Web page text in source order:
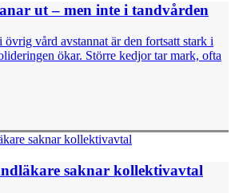
ut – men inte i tandvården
vård avstannat är den fortsatt stark i
ökar. Större kedjor tar mark, ofta
saknar kollektivavtal